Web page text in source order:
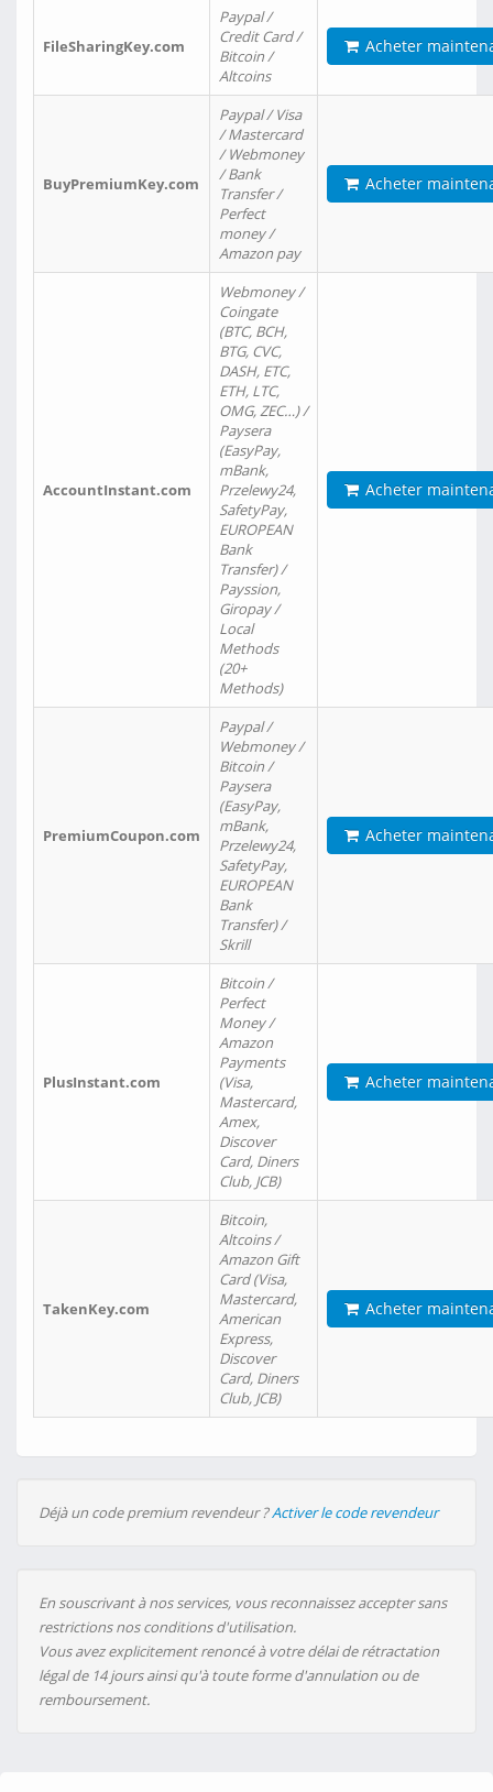
FileSharingKey.com
Paypal /
Credit Card /
Bitcoin /
Altcoins
Acheter
BuyPremiumKey.com
Paypal / Visa
/ Mastercard
/ Webmoney
/ Bank
Transfer /
Perfect
money /
Amazon pay
Acheter
AccountInstant.com
Webmoney /
Coingate
(BTC, BCH,
BTG, CVC,
DASH, ETC,
ETH, LTC,
OMG, ZEC…) /
Paysera
(EasyPay,
mBank,
Przelewy24,
SafetyPay,
EUROPEAN
Bank
Transfer) /
Payssion,
Giropay /
Local
Methods
(20+
Methods)
Acheter
PremiumCoupon.com
Paypal /
Webmoney /
Bitcoin /
Paysera
(EasyPay,
mBank,
Przelewy24,
SafetyPay,
EUROPEAN
Bank
Transfer) /
Skrill
Acheter
PlusInstant.com
Bitcoin /
Perfect
Money /
Amazon
Payments
(Visa,
Mastercard,
Amex,
Discover
Card, Diners
Club, JCB)
Acheter
TakenKey.com
Bitcoin,
Altcoins /
Amazon Gift
Card (Visa,
Mastercard,
American
Express,
Discover
Card, Diners
Club, JCB)
Acheter
Déjà un code premium revendeur ?Activer le code revendeur
En souscrivant à nos services, vous reconnaissez accepter sans
restrictions nos conditions d'utilisation.
Vous avez explicitement renoncé à votre délai de rétractation
légal de 14 jours ainsi qu'à toute forme d'annulation ou de
remboursement.